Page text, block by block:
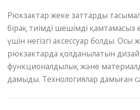
Рюкзактар ​​жеке заттарды
бірақ тиімді шешімді қамтамасыз
үшін негізгі аксессуар болды. Осы
рюкзактарда қолданылатын
функционалдылық және
дамыды. Технологиялар дамыған